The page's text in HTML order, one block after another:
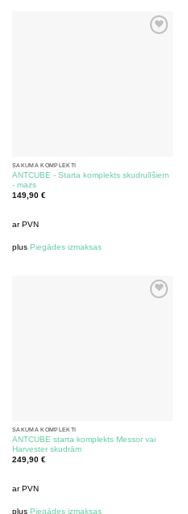
SĀKUMA KOMPLEKTI
ANTCUBE - Starta komplekts skudrulīšiem
- mazs
149,90 €
ar PVN
plus Piegādes izmaksas
SĀKUMA KOMPLEKTI
ANTCUBE starta komplekts Messor vai
Harvester skudrām
249,90 €
ar PVN
plus Piegādes izmaksas